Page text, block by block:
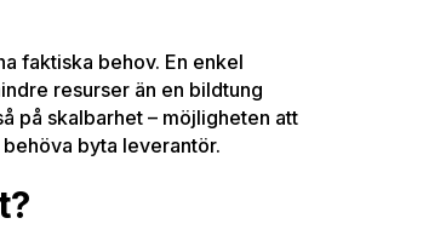
faktiska behov. En enkel
resurser än en bildtung
på skalbarhet – möjligheten att
byta leverantör.